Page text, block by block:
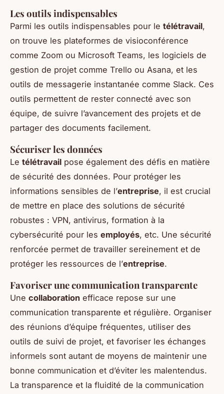
Les outils indispensables
Parmi les outils indispensables pour le télétravail,
on trouve les plateformes de visioconférence
comme Zoom ou Microsoft Teams, les logiciels de
gestion de projet comme Trello ou Asana, et les
outils de messagerie instantanée comme Slack. Ces
outils permettent de rester connecté avec son
équipe, de suivre l’avancement des projets et de
partager des documents facilement.
Sécuriser les données
Le télétravail pose également des défis en matière
de sécurité des données. Pour protéger les
informations sensibles de l’entreprise, il est crucial
de mettre en place des solutions de sécurité
robustes : VPN, antivirus, formation à la
cybersécurité pour les employés, etc. Une sécurité
renforcée permet de travailler sereinement et de
protéger les ressources de l’entreprise.
Favoriser une communication transparente
Une collaboration efficace repose sur une
communication transparente et régulière. Organiser
des réunions d’équipe fréquentes, utiliser des
outils de suivi de projet, et favoriser les échanges
informels sont autant de moyens de maintenir une
bonne communication et d’éviter les malentendus.
La transparence et la fluidité de la communication